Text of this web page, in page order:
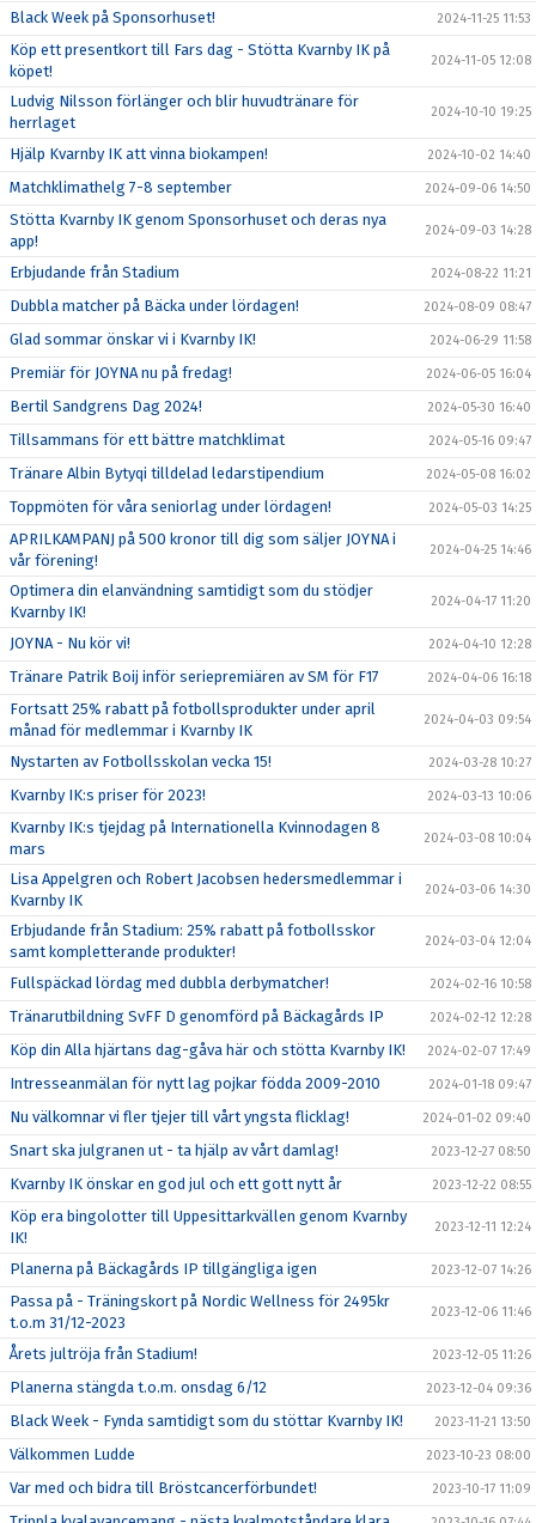
Black Week på Sponsorhuset! 2024-11-25 11:53
Köp ett presentkort till Fars dag - Stötta Kvarnby IK på
köpet!
2024-11-05 12:08
Ludvig Nilsson förlänger och blir huvudtränare för
herrlaget
2024-10-10 19:25
Hjälp Kvarnby IK att vinna biokampen! 2024-10-02 14:40
Matchklimathelg 7-8 september 2024-09-06 14:50
Stötta Kvarnby IK genom Sponsorhuset och deras nya
app!
2024-09-03 14:28
Erbjudande från Stadium 2024-08-22 11:21
Dubbla matcher på Bäcka under lördagen! 2024-08-09 08:47
Glad sommar önskar vi i Kvarnby IK! 2024-06-29 11:58
Premiär för JOYNA nu på fredag! 2024-06-05 16:04
Bertil Sandgrens Dag 2024! 2024-05-30 16:40
Tillsammans för ett bättre matchklimat 2024-05-16 09:47
Tränare Albin Bytyqi tilldelad ledarstipendium 2024-05-08 16:02
Toppmöten för våra seniorlag under lördagen! 2024-05-03 14:25
APRILKAMPANJ på 500 kronor till dig som säljer JOYNA i
vår förening!
2024-04-25 14:46
Optimera din elanvändning samtidigt som du stödjer
Kvarnby IK!
2024-04-17 11:20
JOYNA - Nu kör vi! 2024-04-10 12:28
Tränare Patrik Boij inför seriepremiären av SM för F17 2024-04-06 16:18
Fortsatt 25% rabatt på fotbollsprodukter under april
månad för medlemmar i Kvarnby IK
2024-04-03 09:54
Nystarten av Fotbollsskolan vecka 15! 2024-03-28 10:27
Kvarnby IK:s priser för 2023! 2024-03-13 10:06
Kvarnby IK:s tjejdag på Internationella Kvinnodagen 8
mars
2024-03-08 10:04
Lisa Appelgren och Robert Jacobsen hedersmedlemmar i
Kvarnby IK
2024-03-06 14:30
Erbjudande från Stadium: 25% rabatt på fotbollsskor
samt kompletterande produkter!
2024-03-04 12:04
Fullspäckad lördag med dubbla derbymatcher! 2024-02-16 10:58
Tränarutbildning SvFF D genomförd på Bäckagårds IP 2024-02-12 12:28
Köp din Alla hjärtans dag-gåva här och stötta Kvarnby IK! 2024-02-07 17:49
Intresseanmälan för nytt lag pojkar födda 2009-2010 2024-01-18 09:47
Nu välkomnar vi fler tjejer till vårt yngsta flicklag! 2024-01-02 09:40
Snart ska julgranen ut - ta hjälp av vårt damlag! 2023-12-27 08:50
Kvarnby IK önskar en god jul och ett gott nytt år 2023-12-22 08:55
Köp era bingolotter till Uppesittarkvällen genom Kvarnby
IK!
2023-12-11 12:24
Planerna på Bäckagårds IP tillgängliga igen 2023-12-07 14:26
Passa på - Träningskort på Nordic Wellness för 2495kr
t.o.m 31/12-2023
2023-12-06 11:46
Årets jultröja från Stadium! 2023-12-05 11:26
Planerna stängda t.o.m. onsdag 6/12 2023-12-04 09:36
Black Week - Fynda samtidigt som du stöttar Kvarnby IK! 2023-11-21 13:50
Välkommen Ludde 2023-10-23 08:00
Var med och bidra till Bröstcancerförbundet! 2023-10-17 11:09